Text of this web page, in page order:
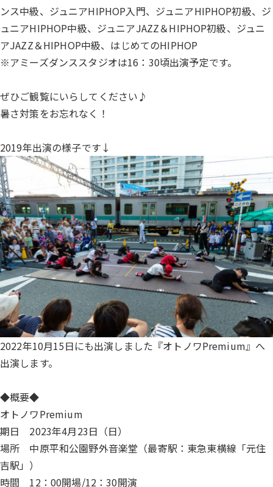
ンス中級、ジュニアHIPHOP入門、ジュニアHIPHOP初級、ジ
ュニアHIPHOP中級、ジュニアJAZZ＆HIPHOP初級、ジュニ
アJAZZ＆HIPHOP中級、はじめてのHIPHOP
※アミーズダンススタジオは16：30頃出演予定です。
ぜひご観覧にいらしてください♪
暑さ対策をお忘れなく！
2019年出演の様子です↓
2022年10月15日にも出演しました『オトノワPremium』へ
出演します。
◆概要◆
オトノワPremium
期日 2023年4月23日（日）
場所 中原平和公園野外音楽堂（最寄駅：東急東横線「元住
吉駅」）
時間 12：00開場/12：30開演